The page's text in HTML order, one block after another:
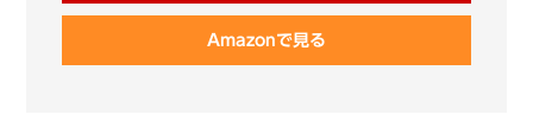
Amazonで見る